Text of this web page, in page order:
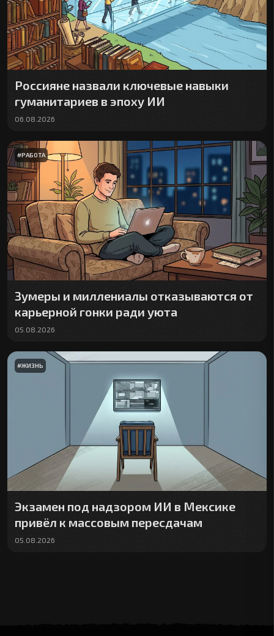
Россияне назвали ключевые навыки
гуманитариев в эпоху ИИ
06.08.2026
#РАБОТА
Зумеры и миллениалы отказываются от
карьерной гонки ради уюта
05.08.2026
#ЖИЗНЬ
Экзамен под надзором ИИ в Мексике
привёл к массовым пересдачам
05.08.2026